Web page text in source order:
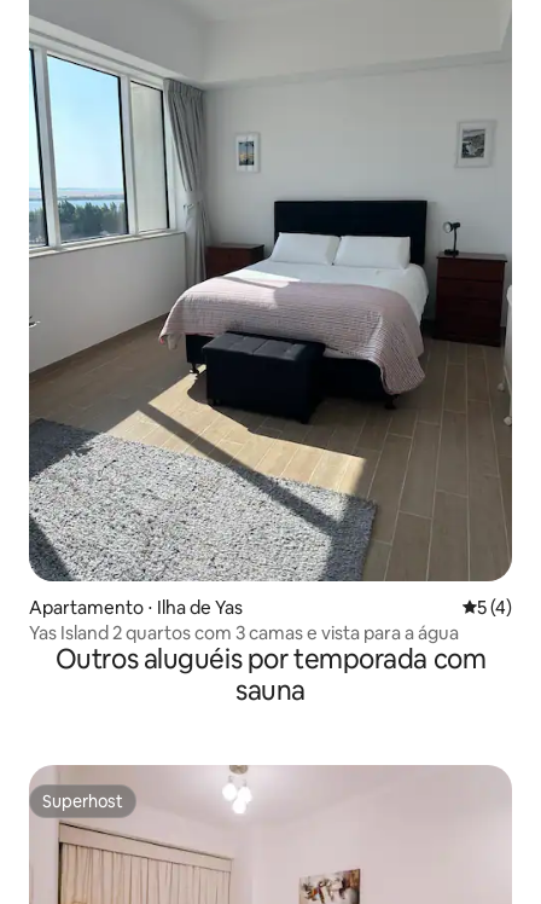
Apartamento ⋅ Ilha de Yas 5 de
5 (4)
Yas Island 2 quartos com 3 camas e vista para a água
Outros aluguéis por temporada com
sauna
Superhost
Superhost